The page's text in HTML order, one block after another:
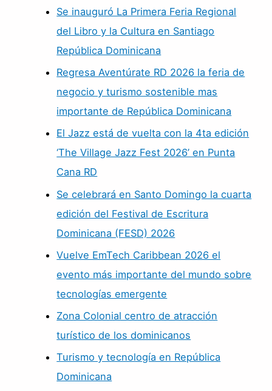
Se inauguró La Primera Feria Regional
del Libro y la Cultura en Santiago
República Dominicana
Regresa Aventúrate RD 2026 la feria de
negocio y turismo sostenible mas
importante de República Dominicana
El Jazz está de vuelta con la 4ta edición
‘The Village Jazz Fest 2026’ en Punta
Cana RD
Se celebrará en Santo Domingo la cuarta
edición del Festival de Escritura
Dominicana (FESD) 2026
Vuelve EmTech Caribbean 2026 el
evento más importante del mundo sobre
tecnologías emergente
Zona Colonial centro de atracción
turístico de los dominicanos
Turismo y tecnología en República
Dominicana